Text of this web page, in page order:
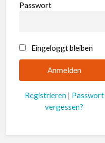
Passwort
A
l
Eingeloggt bleiben
Registrieren | Passwort
vergessen?